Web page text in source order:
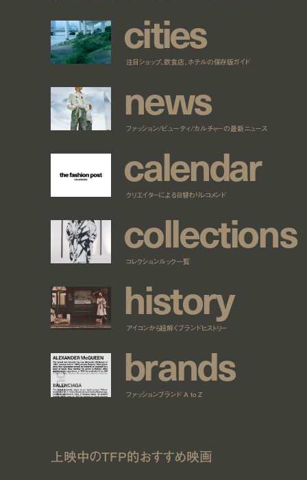
cities
注目ショップ、飲食店、ホテルの保存版ガイド
news
ファッション/ビューティ/カルチャーの最新ニュース
calendar
クリエイターによる日替わりレコメンド
collections
コレクションルック一覧
history
アイコンから紐解くブランドヒストリー
brands
ファッションブランド A to Z
上映中のTFP的おすすめ映画